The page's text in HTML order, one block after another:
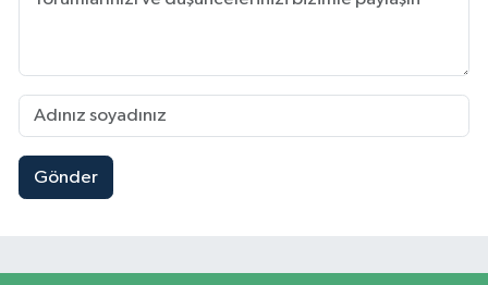
Gönder